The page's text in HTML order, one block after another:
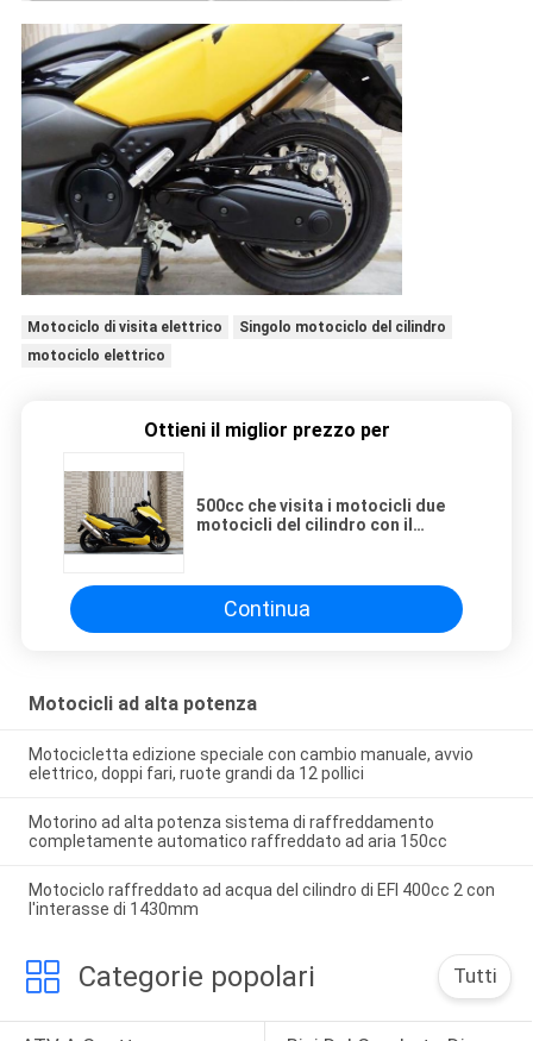
Motociclo di visita elettrico
Singolo motociclo del cilindro
motociclo elettrico
Ottieni il miglior prezzo per
500cc che visita i motocicli due
motocicli del cilindro con il
Continua
Motocicli ad alta potenza
Motocicletta edizione speciale con cambio manuale, avvio
elettrico, doppi fari, ruote grandi da 12 pollici
Motorino ad alta potenza sistema di raffreddamento
completamente automatico raffreddato ad aria 150cc
Motociclo raffreddato ad acqua del cilindro di EFI 400cc 2 con
l'interasse di 1430mm
Categorie popolari Tutti